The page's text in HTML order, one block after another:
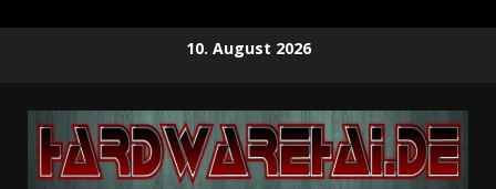
10. August 2026